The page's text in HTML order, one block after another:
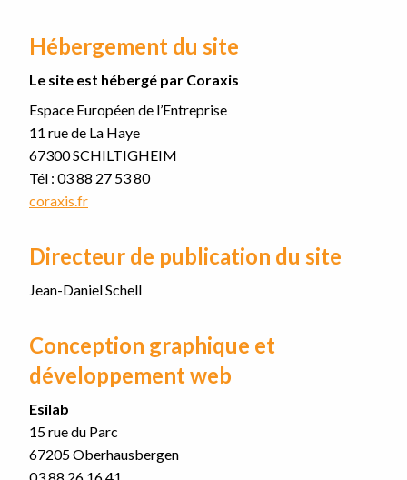
Hébergement du site
Le site est hébergé par Coraxis
Espace Européen de l’Entreprise
11 rue de La Haye
67300 SCHILTIGHEIM
Tél : 03 88 27 53 80
coraxis.fr
Directeur de publication du site
Jean-Daniel Schell
Conception graphique et
développement web
Esilab
15 rue du Parc
67205 Oberhausbergen